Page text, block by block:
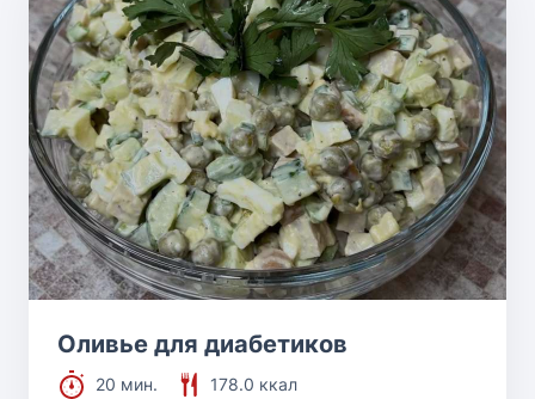
Оливье для диабетиков
20 мин. 178.0 ккал